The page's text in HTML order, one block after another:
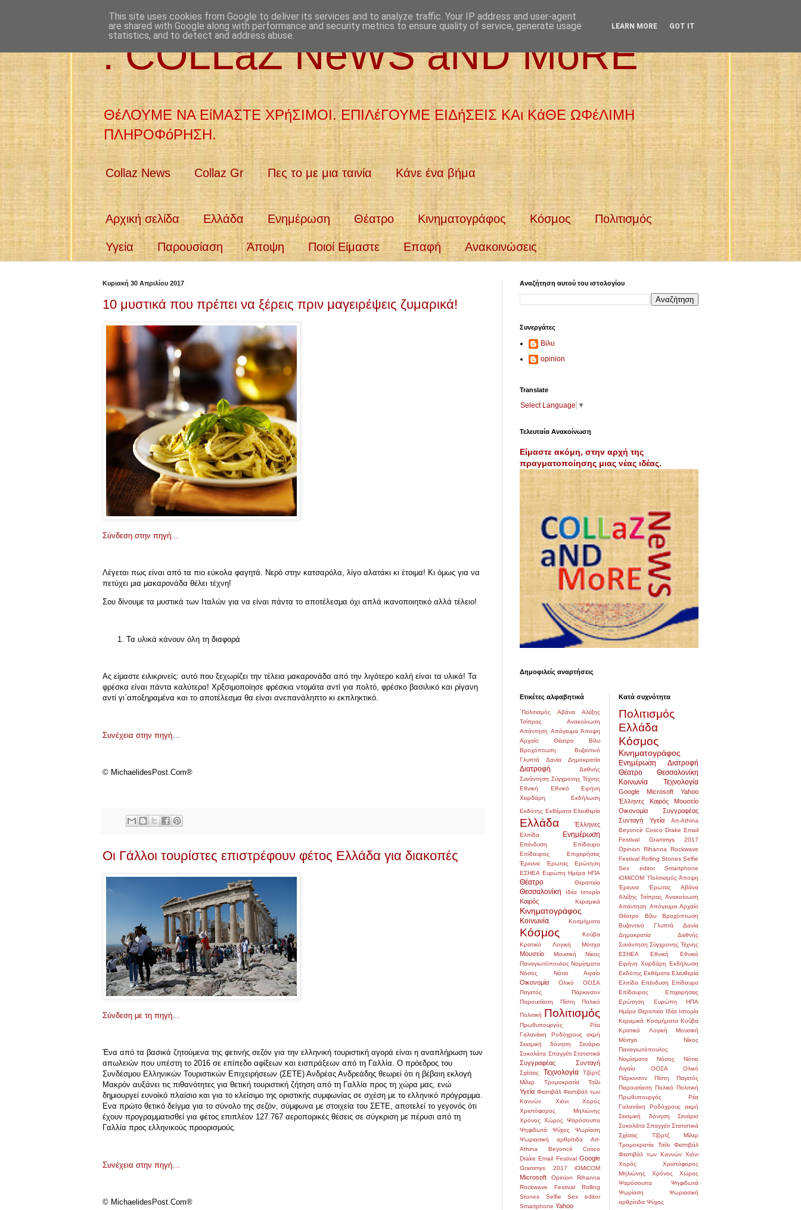
: COLLaZ NeWS aND MoRE
ΘέΛΟΥΜΕ ΝΑ ΕίΜΑΣΤΕ ΧΡήΣΙΜΟΙ. ΕΠΙΛέΓΟΥΜΕ ΕΙΔήΣΕΙΣ ΚΑι ΚάΘΕ ΩΦέΛΙΜΗ
ΠΛΗΡΟΦόΡΗΣΗ.
Collaz News Collaz Gr Πες το με μια ταινία Κάνε ένα βήμα
Αρχική σελίδα Ελλάδα Ενημέρωση Θέατρο Κινηματογράφος Κόσμος Πολιτισμός
Υγεία Παρουσίαση Άποψη Ποιοί Είμαστε Επαφή Ανακοινώσεις
Κυριακή 30 Απριλίου 2017
10 μυστικά που πρέπει να ξέρεις πριν μαγειρέψεις ζυμαρικά!
Σύνδεση στην πηγή...
Λέγεται πως είναι από τα πιο εύκολα φαγητά. Νερό στην κατσαρόλα, λίγο αλατάκι κι έτοιμα! Κι όμως για να
πετύχει μια μακαρονάδα θέλει τέχνη!
Σου δίνουμε τα μυστικά των Ιταλών για να είναι πάντα το αποτέλεσμα όχι απλά ικανοποιητικό αλλά τέλειο!
Τα υλικά κάνουν όλη τη διαφορά
Ας είμαστε ειλικρινείς: αυτό που ξεχωρίζει την τέλεια μακαρονάδα από την λιγότερο καλή είναι τα υλικά! Τα
φρέσκα είναι πάντα καλύτερα! Χρξσιμοποίησε φρέσκια ντομάτα αντί για πολτό, φρέσκο βασιλικό και ρίγανη
αντί γι΄αποξηραμένα και το αποτέλεσμα θα είναι ανεπανάληπτο κι εκπληκτικό.
Συνέχεια στην πηγή…
© MichaelidesPost.Com®
Οι Γάλλοι τουρίστες επιστρέφουν φέτος Ελλάδα για διακοπές
Σύνδεση με τη πηγή...
Ένα από τα βασικά ζητούμενα της φετινής σεζόν για την ελληνική τουριστική αγορά είναι η αναπλήρωση των
απωλειών που υπέστη το 2016 σε επίπεδο αφίξεων και εισπράξεων από τη Γαλλία. O πρόεδρος του
Συνδέσμου Ελληνικών Τουριστικών Επιχειρήσεων (ΣΕΤΕ) Ανδρέας Ανδρεάδης θεωρεί ότι η βέβαιη εκλογή
Μακρόν αυξάνει τις πιθανότητες για θετική τουριστική ζήτηση από τη Γαλλία προς τη χώρα μας, ενώ
δημιουργεί ευνοϊκό πλαίσιο και για το κλείσιμο της οριστικής συμφωνίας σε σχέση με το ελληνικό πρόγραμμα.
Ενα πρώτο θετικό δείγμα για το σύνολο της σεζόν, σύμφωνα με στοιχεία του ΣΕΤΕ, αποτελεί το γεγονός ότι
έχουν προγραμματισθεί για φέτος επιπλέον 127.767 αεροπορικές θέσεις σε σύγκριση με πέρυσι από τη
Γαλλία προς ελληνικούς προορισμούς.
Συνέχεια στην πηγή…
© MichaelidesPost.Com®
Αναζήτηση αυτού του ιστολογίου
Συνεργάτες
Βίλυ
opinion
Translate
Select Language ▼
Τελευταία Ανακοίνωση
Είμαστε ακόμη, στην αρχή της
πραγματοποίησης μιας νέας ιδέας.
Δημοφιλείς αναρτήσεις
Ετικέτες αλφαβητικά
΄Πολιτισμός Αβάνα
Αλέξης
Τσίπρας
Ανακοίνωση
Απάντηση Απόγευμα Άποψη
Αρχαίο Θέατρο
Βίλυ
Βροχόπτωση
Βυζαντινό
Γλυπτά
Δανία Δημοκρατία
Διατροφή
Διεθνής
Συνάντηση Σύγχρονης Τέχνης
Εθνική
Εθνικό
Ειρήνη
Χειρδάρη
Εκδήλωση
Εκδότης Εκθέματα Ελευθερία
Ελλάδα Έλληνες
Ελπίδα Ενημέρωση
Επένδυση
Επίδαυρο
Επίδαυρος
Επιχειρήσεις
Έρευνα
Έρωτας
Ερώτηση
ΕΣΗΕΑ Ευρώπη Ημέρα ΗΠΑ
Θέατρο Θεραπεία
Θεσσαλονίκη Ιδέα Ιστορία
Καιρός Κεραμικά
Κινηματογράφος
Κοινωνία Κοσμήματα
Κόσμος
Κούβα
Κρατικό
Λογική Μόσχα
Μουσείο Μουσική
Νίκος
Παναγιωτόπουλος Νομίσματα
Νόσος
Νότιο Αιγαίο
Οικονομία Ολικό
ΟΟΣΑ
Παγετός
Πάρκινσον
Παρουσίαση
Πίστη
Πολικό
Πολιτική Πολιτισμός
Πρωθυπουργός
Ρέα
Γαλανάκη
Ροδόχρους ακμή
Σεισμική δόνηση
Σενάριο
Σοκολάτα Σπαγγέτι Στατιστικά
Συγγραφέας Συνταγή
Σχέσεις Τεχνολογία
Τζόρτζ
Μίλερ
Τρομοκρατία Τσίλι
Υγεία Φεστιβάλ Φεστιβάλ των
Καννών
Χιόνι
Χορός
Χριστόφορος Μηλιώνης
Χρόνος Χώρος Ψαρόσουπα
Ψηφιδωτά
Ψύχος
Ψωρίαση
Ψωριασική αρθρίτιδα
Art-
Athina
Beyoncé
Cosco
Drake Email Festival Google
Grammys 2017 iOMiCOM
Microsoft Opinion
Rihanna
Rockwave Festival
Rolling
Stones
Selfie
Sex editor
Smartphone Yahoo
Κατά συχνότητα
Πολιτισμός
Ελλάδα
Κόσμος
Κινηματογράφος
Ενημέρωση
Διατροφή
Θέατρο
Θεσσαλονίκη
Κοινωνία
Τεχνολογία
Google Microsoft
Yahoo
Έλληνες
Καιρός
Μουσείο
Οικονομία
Συγγραφέας
Συνταγή
Υγεία
Art-Athina
Beyoncé Cosco Drake Email
Festival
Grammys 2017
Opinion
Rihanna
Rockwave
Festival Rolling Stones Selfie
Sex editor
Smartphone
iOMiCOM ΄Πολιτισμός Άποψη
Έρευνα
Έρωτας
Αβάνα
Αλέξης Τσίπρας Ανακοίνωση
Απάντηση Απόγευμα Αρχαίο
Θέατρο
Βίλυ
Βροχόπτωση
Βυζαντινό
Γλυπτά
Δανία
Δημοκρατία
Διεθνής
Συνάντηση Σύγχρονης Τέχνης
ΕΣΗΕΑ
Εθνική
Εθνικό
Ειρήνη Χειρδάρη Εκδήλωση
Εκδότης Εκθέματα Ελευθερία
Ελπίδα Επένδυση Επίδαυρο
Επίδαυρος
Επιχειρήσεις
Ερώτηση
Ευρώπη
ΗΠΑ
Ημέρα Θεραπεία Ιδέα Ιστορία
Κεραμικά Κοσμήματα Κούβα
Κρατικό
Λογική
Μουσική
Μόσχα
Νίκος
Παναγιωτόπουλος
Νομίσματα
Νόσος
Νότιο
Αιγαίο
ΟΟΣΑ
Ολικό
Πάρκινσον
Πίστη
Παγετός
Παρουσίαση Πολικό Πολιτική
Πρωθυπουργός
Ρέα
Γαλανάκη
Ροδόχρους ακμή
Σεισμική δόνηση
Σενάριο
Σοκολάτα Σπαγγέτι Στατιστικά
Σχέσεις
Τζόρτζ Μίλερ
Τρομοκρατία
Τσίλι
Φεστιβάλ
Φεστιβάλ των Καννών Χιόνι
Χορός
Χριστόφορος
Μηλιώνης
Χρόνος
Χώρος
Ψαρόσουπα
Ψηφιδωτά
Ψωρίαση
Ψωριασική
αρθρίτιδα Ψύχος
This site uses cookies from Google to deliver its services and to analyze traffic. Your IP address and user-agent
are shared with Google along with performance and security metrics to ensure quality of service, generate usage
statistics, and to detect and address abuse.
LEARN MORE GOT IT